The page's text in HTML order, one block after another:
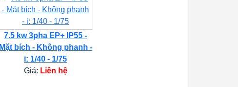
7.5 kw 3pha EP+ IP55 -
Mặt bích - Không phanh -
i: 1/40 - 1/75
Giá: Liên hệ